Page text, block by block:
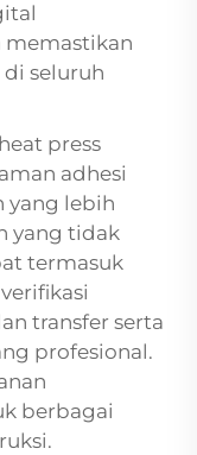
memastikan
seluruh
press
adhesi
yang lebih
yang tidak
termasuk
transfer serta
profesional.
berbagai